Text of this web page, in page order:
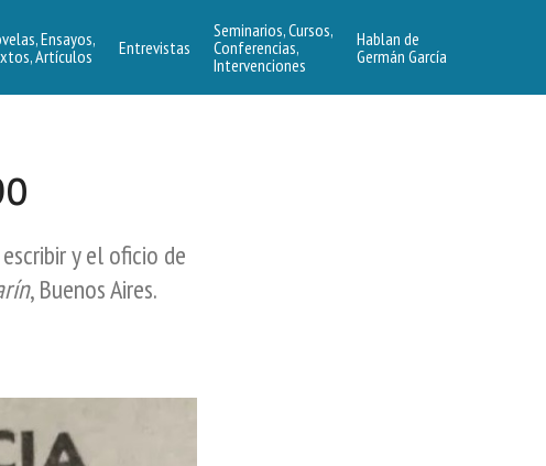
Ensayos,
Artículos
Entrevistas
Seminarios, Cursos,
Conferencias,
Intervenciones
Hablan de
Germán García
y el oficio de
, Buenos Aires.